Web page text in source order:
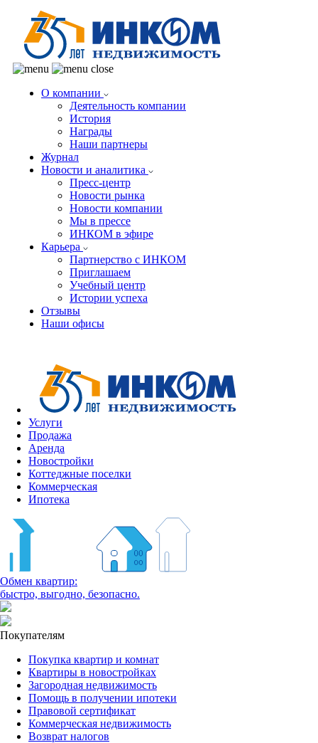
О компании
Деятельность компании
История
Награды
Наши партнеры
Журнал
Новости и аналитика
Пресс-центр
Новости рынка
Новости компании
Мы в прессе
ИНКОМ в эфире
Карьера
Партнерство с ИНКОМ
Приглашаем
Учебный центр
Истории успеха
Отзывы
Наши офисы
Услуги
Продажа
Аренда
Новостройки
Коттеджные поселки
Коммерческая
Ипотека
Обмен квартир:
быстро, выгодно, безопасно.
Покупателям
Покупка квартир и комнат
Квартиры в новостройках
Загородная недвижимость
Помощь в получении ипотеки
Правовой сертификат
Коммерческая недвижимость
Возврат налогов